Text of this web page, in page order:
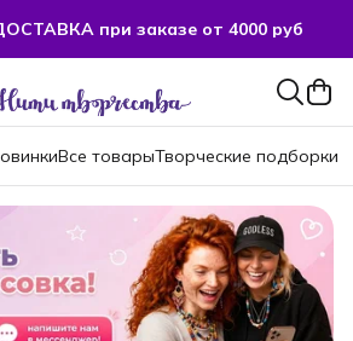
при заказе от 4000 руб
при заказе от 4000 руб
Все товарыТворческие подборки